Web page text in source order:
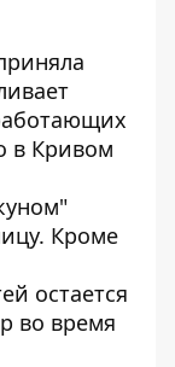
в Кривом
. Кроме
остается
во время